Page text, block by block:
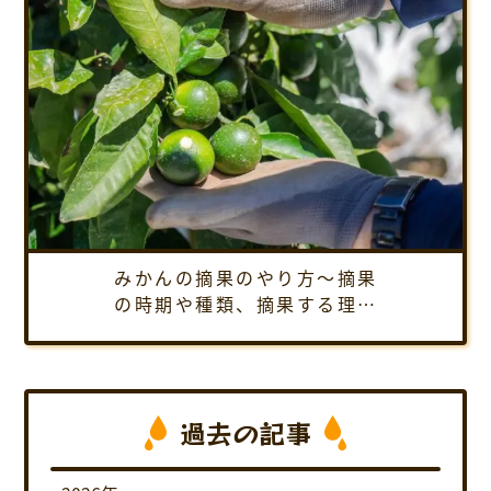
みかんの摘果のやり方～摘果
の時期や種類、摘果する理由
を紹介します
過去の記事